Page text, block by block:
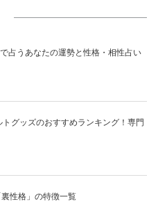
で占うあなたの運勢と性格・相性占い
トグッズのおすすめランキング！専門
性格」の特徴一覧